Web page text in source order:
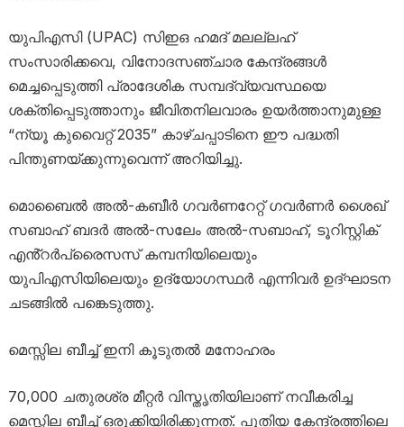
യുപിഎസി (UPAC) സിഇഒ ഹമദ് മലല്ലഹ്
സംസാരിക്കവെ, വിനോദസഞ്ചാര കേന്ദ്രങ്ങൾ
മെച്ചപ്പെടുത്തി പ്രാദേശിക സമ്പദ്‌വ്യവസ്ഥയെ
ശക്തിപ്പെടുത്താനും ജീവിതനിലവാരം ഉയർത്താനുമുള്ള
“ന്യൂ കുവൈറ്റ് 2035” കാഴ്ചപ്പാടിനെ ഈ പദ്ധതി
പിന്തുണയ്ക്കുന്നുവെന്ന് അറിയിച്ചു.
മൊബൈൽ അൽ-കബീർ ഗവർണറേറ്റ് ഗവർണർ ശൈഖ്
സബാഹ് ബദർ അൽ-സലേം അൽ-സബാഹ്, ടൂറിസ്റ്റിക്
എൻ്റർപ്രൈസസ് കമ്പനിയിലെയും
യുപിഎസിയിലെയും ഉദ്യോഗസ്ഥർ എന്നിവർ ഉദ്ഘാടന
ചടങ്ങിൽ പങ്കെടുത്തു.
മെസ്സില ബീച്ച് ഇനി കൂടുതൽ മനോഹരം
70,000 ചതുരശ്ര മീറ്റർ വിസ്തൃതിയിലാണ് നവീകരിച്ച
മെസ്സില ബീച്ച് ഒരുക്കിയിരിക്കുന്നത്. പുതിയ കേന്ദ്രത്തിലെ